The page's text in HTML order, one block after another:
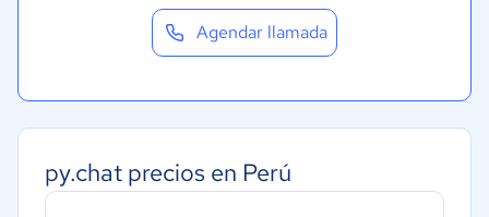
Manufactura
ONG
Gobierno
Agendar llamada
py.chat precios en Perú